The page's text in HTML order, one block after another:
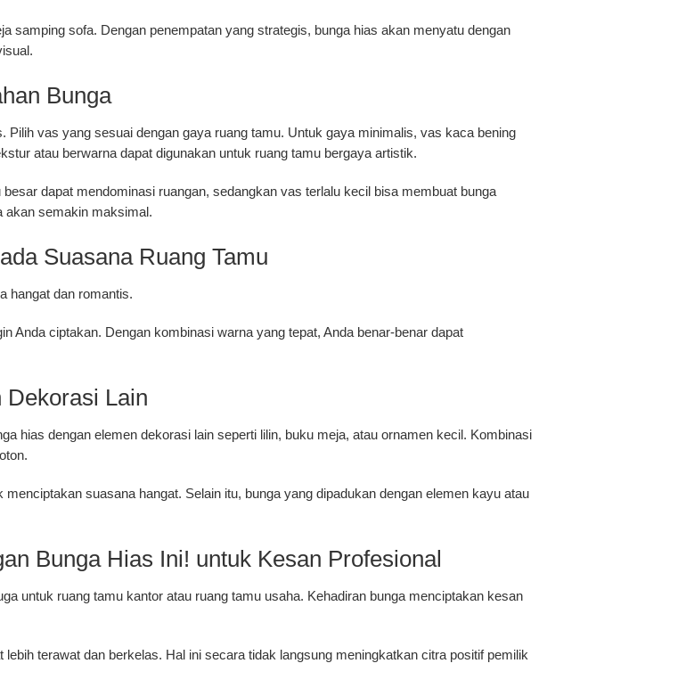
samping sofa. Dengan penempatan yang strategis, bunga hias akan menyatu dengan
Bunga
Pilih vas yang sesuai dengan gaya ruang tamu. Untuk gaya minimalis, vas kaca bening
atau berwarna dapat digunakan untuk ruang tamu bergaya artistik.
dapat mendominasi ruangan, sedangkan vas terlalu kecil bisa membuat bunga
akan semakin maksimal.
Suasana Ruang Tamu
hangat dan romantis.
Anda ciptakan. Dengan kombinasi warna yang tepat, Anda benar-benar dapat
Dekorasi Lain
hias dengan elemen dekorasi lain seperti lilin, buku meja, atau ornamen kecil. Kombinasi
suasana hangat. Selain itu, bunga yang dipadukan dengan elemen kayu atau
Bunga Hias Ini! untuk Kesan Profesional
untuk ruang tamu kantor atau ruang tamu usaha. Kehadiran bunga menciptakan kesan
terawat dan berkelas. Hal ini secara tidak langsung meningkatkan citra positif pemilik